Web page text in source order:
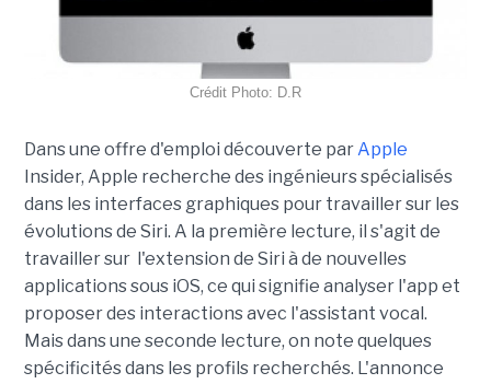
Crédit Photo: D.R
Dans une offre d'emploi découverte parApple
Insider, Apple recherche des ingénieurs spécialisés
dans les interfaces graphiques pour travailler sur les
évolutions de Siri. A la première lecture, il s'agit de
travailler sur l'extension de Siri à de nouvelles
applications sous iOS, ce qui signifie analyser l'app et
proposer des interactions avec l'assistant vocal.
Mais dans une seconde lecture, on note quelques
spécificités dans les profils recherchés. L'annonce